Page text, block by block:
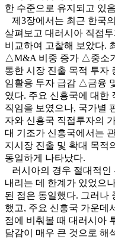
한 수준으로 유지되고 있
제3장에서는 최근 한국
살펴보고 대러시아 직접
비교하여 고찰해 보았다.
△M&A 비중 증가 △중소
통한 시장 진출 목적 투자
임활용 투자 급감 △금융
였다. 주요 신흥국에 대한
직임을 보였으나, 국가별
자와 신흥국 직접투자의
대 기조가 신흥국에서는
지시장 진출 및 확대 목적
동일하게 나타났다.
러시아의 경우 절대적인
내리는 데 한계가 있었으
된 점은 동일했다. 그러나
했고, 주요 신흥국 가운데
점에 비춰볼 때 대러시아
담감이 매우 큰 것으로 해